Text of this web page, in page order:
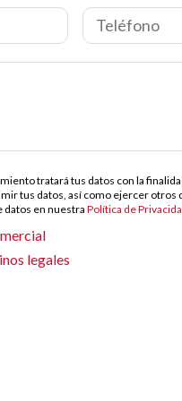
tratará tus datos con la
tus datos, así como ejercer
datos en nuestra Política de
legales